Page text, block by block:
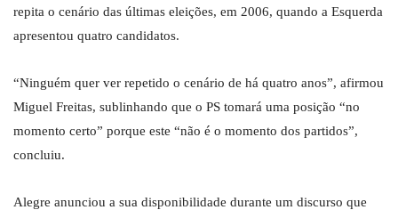
repita o cenário das últimas eleições, em 2006, quando a Esquerda
apresentou quatro candidatos.
“Ninguém quer ver repetido o cenário de há quatro anos”, afirmou
Miguel Freitas, sublinhando que o PS tomará uma posição “no
momento certo” porque este “não é o momento dos partidos”,
concluiu.
Alegre anunciou a sua disponibilidade durante um discurso que